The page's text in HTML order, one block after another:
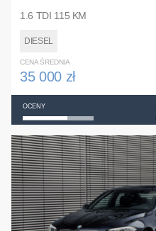
1.6 TDI 115 KM
DIESEL
CENA ŚREDNIA
35 000 zł
OCENY